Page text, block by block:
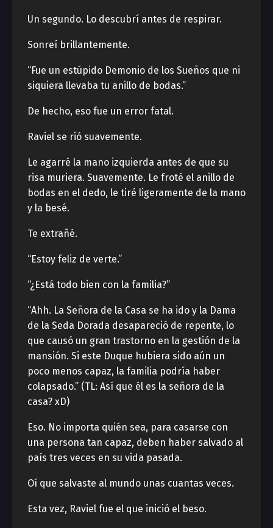
Un segundo. Lo descubrí antes de respirar.
Sonreí brillantemente.
“Fue un estúpido Demonio de los Sueños que ni
siquiera llevaba tu anillo de bodas.”
De hecho, eso fue un error fatal.
Raviel se rió suavemente.
Le agarré la mano izquierda antes de que su
risa muriera. Suavemente. Le froté el anillo de
bodas en el dedo, le tiré ligeramente de la mano
y la besé.
Te extrañé.
“Estoy feliz de verte.”
“¿Está todo bien con la familia?”
“Ahh. La Señora de la Casa se ha ido y la Dama
de la Seda Dorada desapareció de repente, lo
que causó un gran trastorno en la gestión de la
mansión. Si este Duque hubiera sido aún un
poco menos capaz, la familia podría haber
colapsado.” (TL: Así que él es la señora de la
casa? xD)
Eso. No importa quién sea, para casarse con
una persona tan capaz, deben haber salvado al
país tres veces en su vida pasada.
Oí que salvaste al mundo unas cuantas veces.
Esta vez, Raviel fue el que inició el beso.